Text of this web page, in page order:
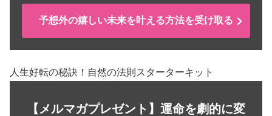
予想外の嬉しい未来を叶える方法を受け取る
人生好転の秘訣！自然の法則スターターキット
【メルマガプレゼント】運命を劇的に変